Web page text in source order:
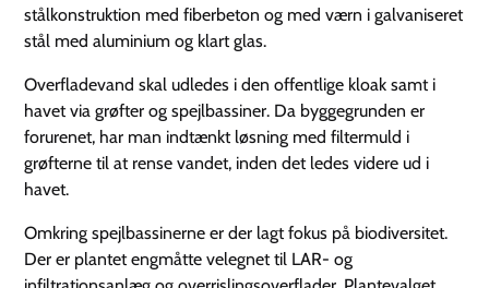
stålkonstruktion med fiberbeton og med værn i galvaniseret
stål med aluminium og klart glas.
Overfladevand skal udledes i den offentlige kloak samt i
havet via grøfter og spejlbassiner. Da byggegrunden er
forurenet, har man indtænkt løsning med filtermuld i
grøfterne til at rense vandet, inden det ledes videre ud i
havet.
Omkring spejlbassinerne er der lagt fokus på biodiversitet.
Der er plantet engmåtte velegnet til LAR- og